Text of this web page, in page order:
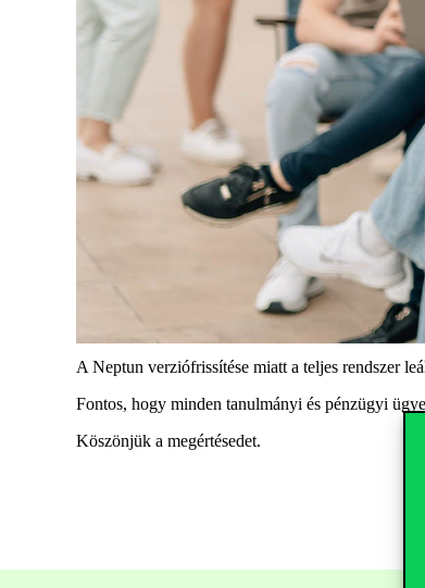
A Neptun verziófrissítése miatt a teljes rendszer
Fontos, hogy minden tanulmányi és pénzügyi
Köszönjük a megértésedet.